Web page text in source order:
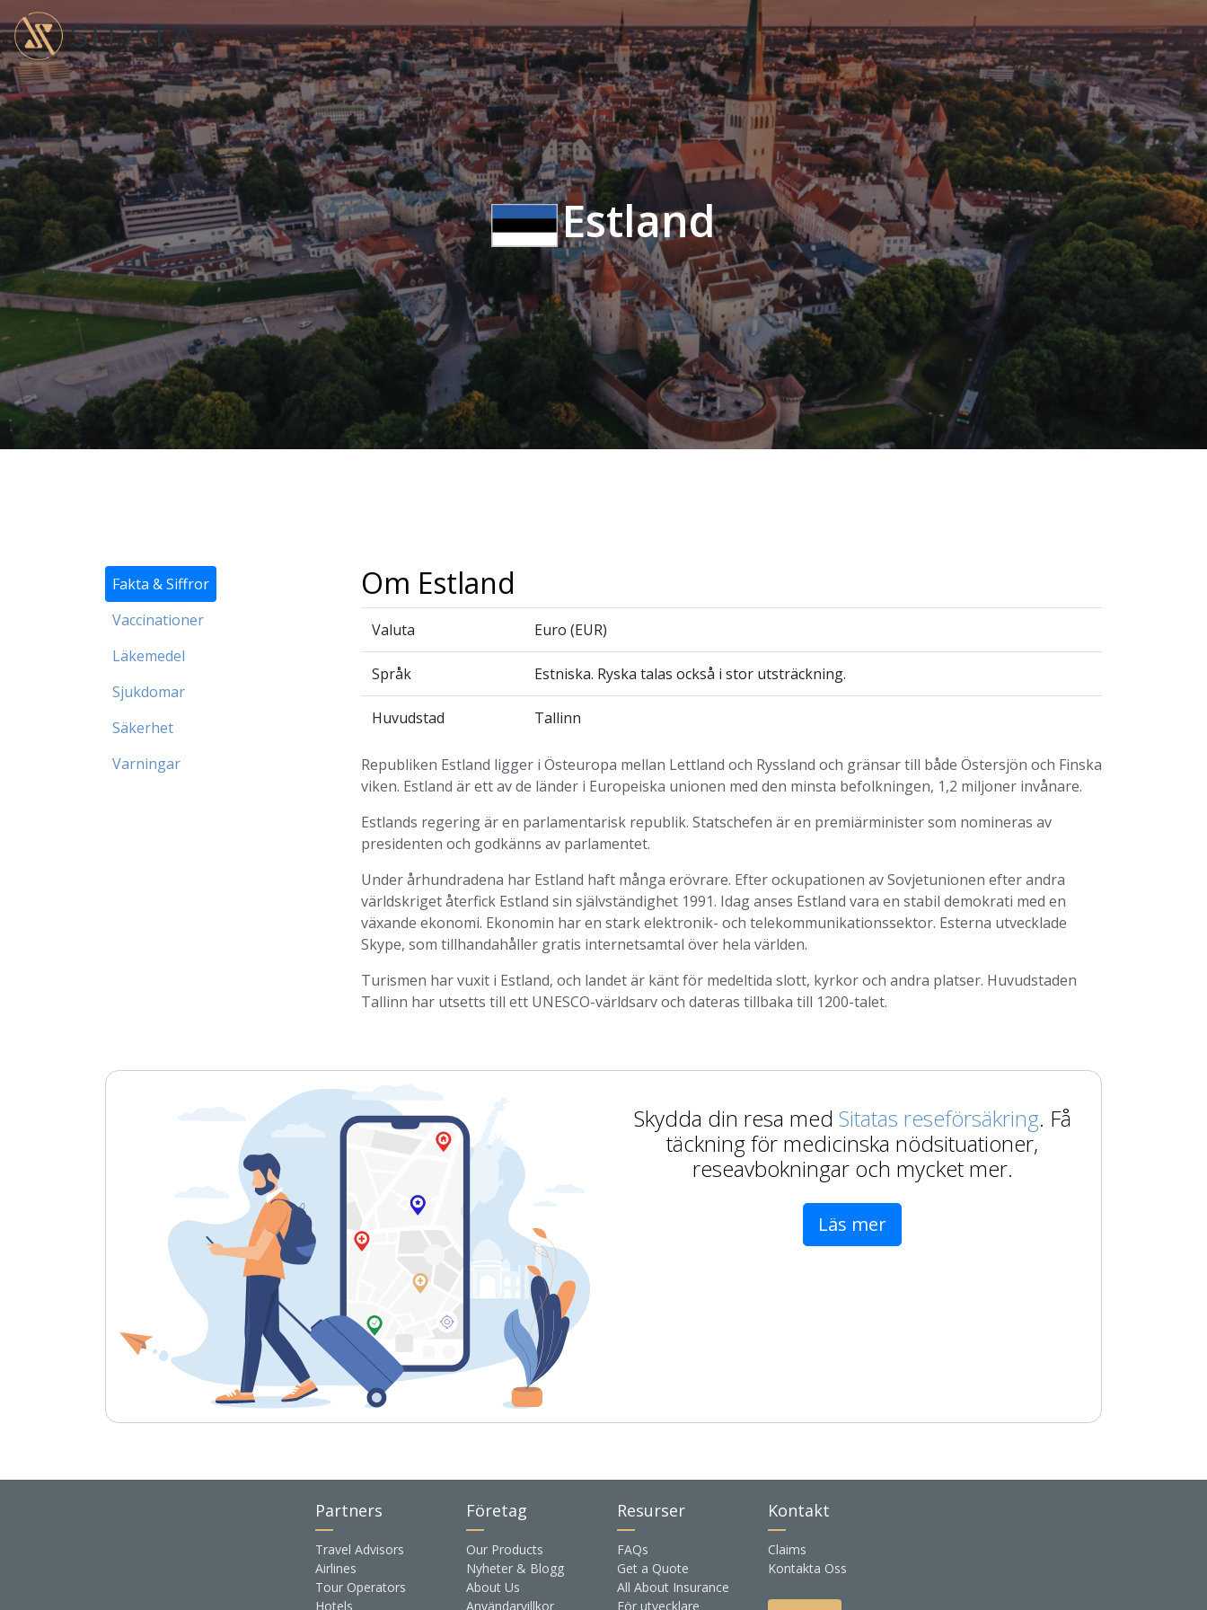
Estland
Fakta & Siffror
Vaccinationer
Läkemedel
Sjukdomar
Säkerhet
Varningar
Om Estland
Valuta Euro (EUR)
Språk Estniska. Ryska talas också i stor utsträckning.
Huvudstad Tallinn
Republiken Estland ligger i Östeuropa mellan Lettland och Ryssland och gränsar till både Östersjön och Finska
viken. Estland är ett av de länder i Europeiska unionen med den minsta befolkningen, 1,2 miljoner invånare.
Estlands regering är en parlamentarisk republik. Statschefen är en premiärminister som nomineras av
presidenten och godkänns av parlamentet.
Under århundradena har Estland haft många erövrare. Efter ockupationen av Sovjetunionen efter andra
världskriget återfick Estland sin självständighet 1991. Idag anses Estland vara en stabil demokrati med en
växande ekonomi. Ekonomin har en stark elektronik- och telekommunikationssektor. Esterna utvecklade
Skype, som tillhandahåller gratis internetsamtal över hela världen.
Turismen har vuxit i Estland, och landet är känt för medeltida slott, kyrkor och andra platser. Huvudstaden
Tallinn har utsetts till ett UNESCO-världsarv och dateras tillbaka till 1200-talet.
Skydda din resa med Sitatas reseförsäkring. Få
täckning för medicinska nödsituationer,
reseavbokningar och mycket mer.
Läs mer
Partners
Travel Advisors
Airlines
Tour Operators
Hotels
Företag
Our Products
Nyheter & Blogg
About Us
Användarvillkor
Resurser
FAQs
Get a Quote
All About Insurance
För utvecklare
Kontakt
Claims
Kontakta Oss